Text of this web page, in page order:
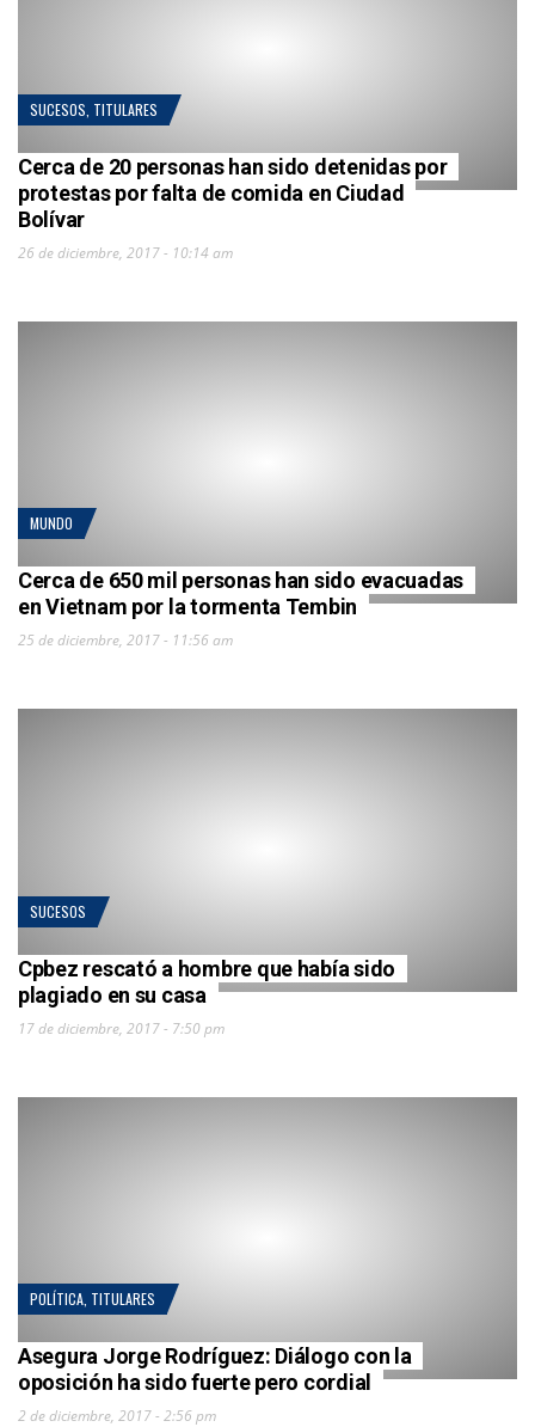
SUCESOS TITULARES
Cerca de 20 personas han sido detenidas por
protestas por falta de comida en Ciudad
Bolívar
26 de diciembre, 2017 - 10:14 am
MUNDO
Cerca de 650 mil personas han sido evacuadas
en Vietnam por la tormenta Tembin
25 de diciembre, 2017 - 11:56 am
SUCESOS
Cpbez rescató a hombre que había sido
plagiado en su casa
17 de diciembre, 2017 - 7:50 pm
POLÍTICA TITULARES
Asegura Jorge Rodríguez: Diálogo con la
oposición ha sido fuerte pero cordial
2 de diciembre, 2017 - 2:56 pm